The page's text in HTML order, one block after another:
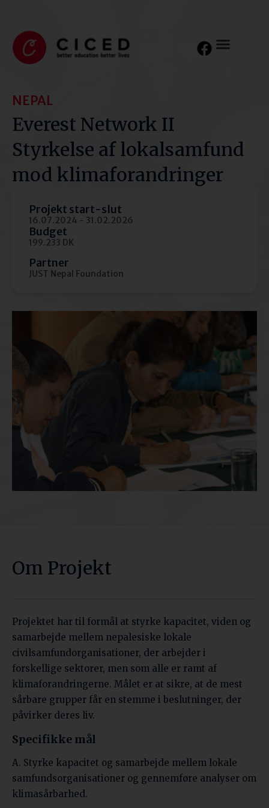
NEPAL
Everest Network II
Styrkelse af lokalsamfund
mod klimaforandringer
Projekt start-slut
16.07.2024 - 31.02.2026
Budget
199.233 DK
Partner
JUST Nepal Foundation
Om Projekt
Projektet har til formål at styrke kapacitet, viden og
samarbejde mellem nepalesiske lokale
civilsamfundorganisationer, der arbejder i
forskellige sektorer, men som alle er ramt af
klimaforandringerne. Målet er at sikre, at de mest
sårbare grupper får en stemme i beslutninger, der
påvirker deres liv.
Specifikke mål
A. Styrke kapacitet og samarbejde mellem lokale
samfundsorganisationer og gennemføre analyser om
klimasårbarhed.